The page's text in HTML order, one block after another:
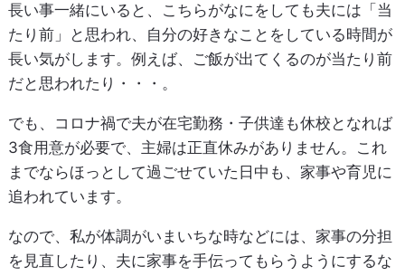
長い事一緒にいると、こちらがなにをしても夫には「当
たり前」と思われ、自分の好きなことをしている時間が
長い気がします。例えば、ご飯が出てくるのが当たり前
だと思われたり・・・。
でも、コロナ禍で夫が在宅勤務・子供達も休校となれば
3食用意が必要で、主婦は正直休みがありません。これ
までならほっとして過ごせていた日中も、家事や育児に
追われています。
なので、私が体調がいまいちな時などには、家事の分担
を見直したり、夫に家事を手伝ってもらうようにするな